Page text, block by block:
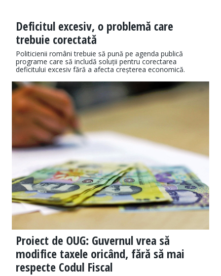
Deficitul excesiv, o problemă care
trebuie corectată
Politicienii români trebuie să pună pe agenda publică
programe care să includă soluții pentru corectarea
deficitului excesiv fără a afecta creșterea economică.
Proiect de OUG: Guvernul vrea să
modifice taxele oricând, fără să mai
respecte Codul Fiscal